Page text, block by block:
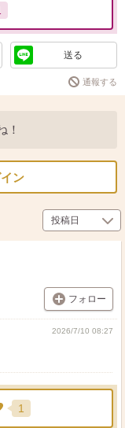
送る
通報する
！
ン
フォロー
2026/7/10 08:27
1